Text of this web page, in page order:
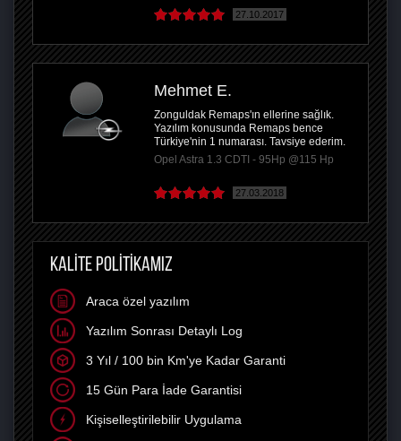
27.10.2017
Mehmet E.
Zonguldak Remaps'ın ellerine sağlık.
Yazılım konusunda Remaps bence
Türkiye'nin 1 numarası. Tavsiye ederim.
Opel Astra 1.3 CDTI - 95Hp @115 Hp
27.03.2018
KALİTE POLİTİKAMIZ
Araca özel yazılım
Yazılım Sonrası Detaylı Log
3 Yıl / 100 bin Km'ye Kadar Garanti
15 Gün Para İade Garantisi
Kişiselleştirilebilir Uygulama